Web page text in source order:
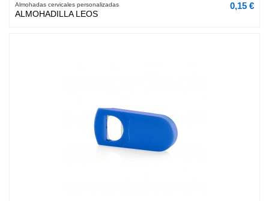
Almohadas cervicales personalizadas
ALMOHADILLA LEOS
0,15 €